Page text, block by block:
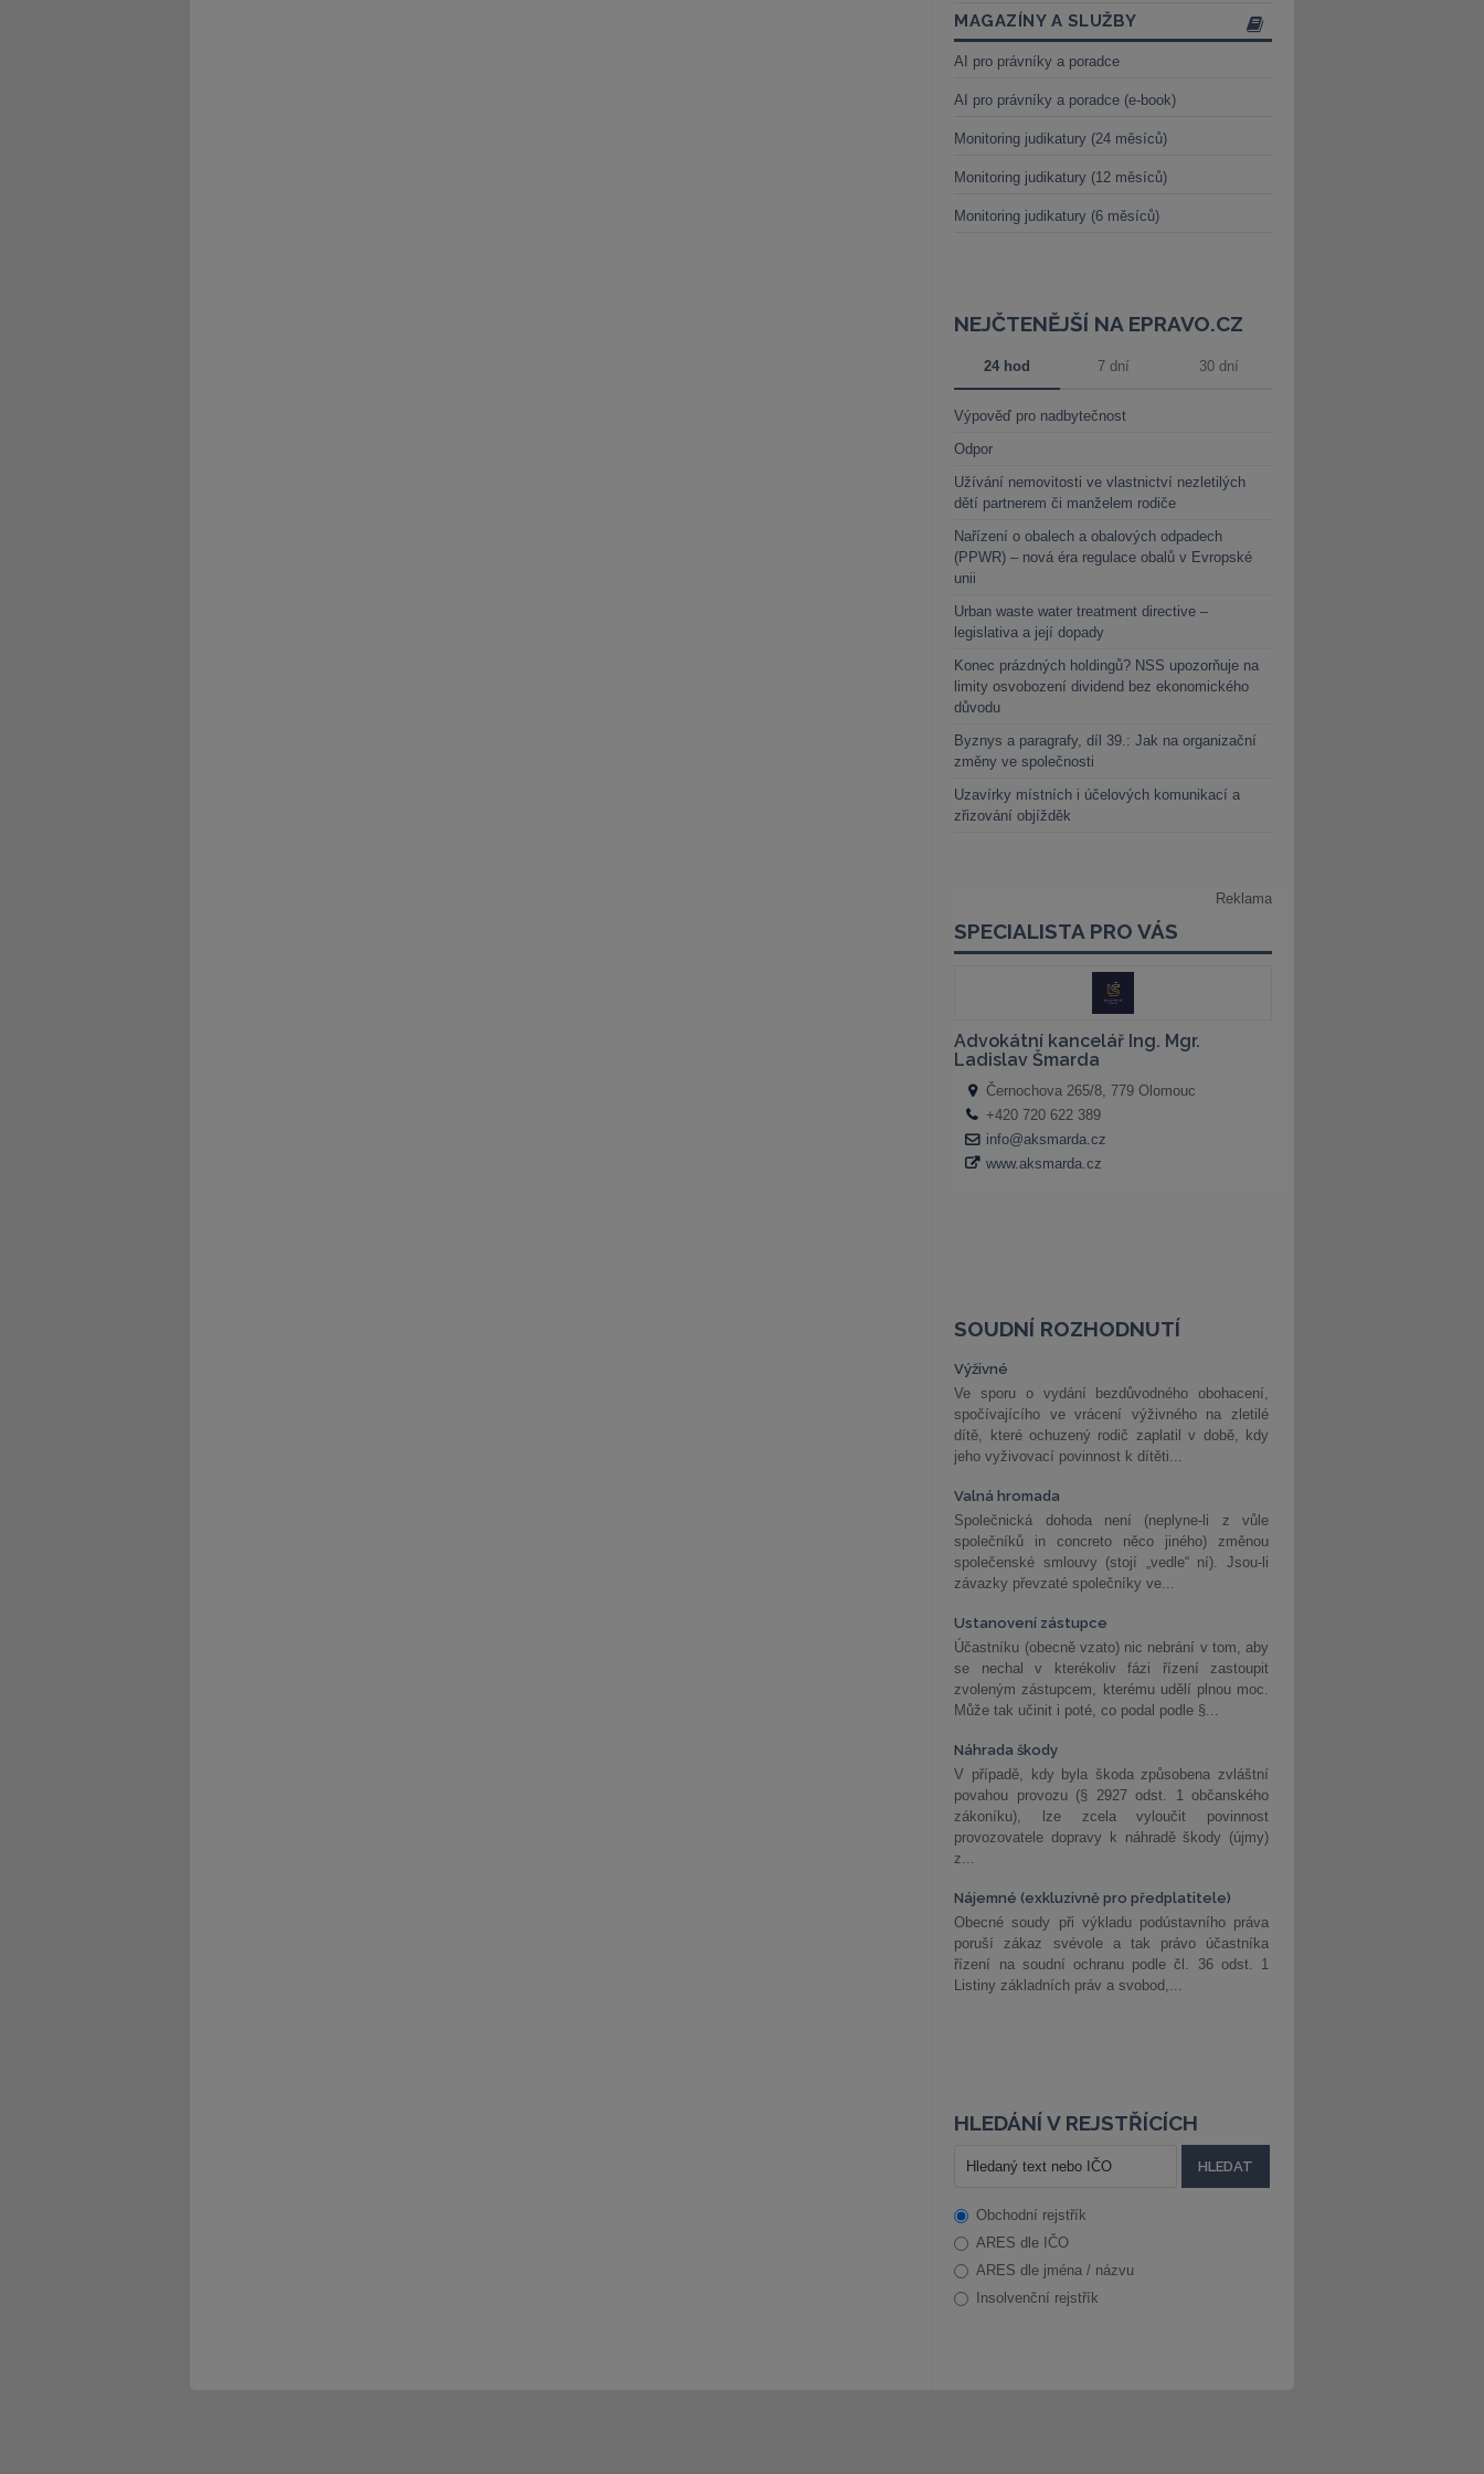
MAGAZÍNY A SLUŽBY
AI pro právníky a poradce
AI pro právníky a poradce (e-book)
Monitoring judikatury (24 měsíců)
Monitoring judikatury (12 měsíců)
Monitoring judikatury (6 měsíců)
NEJČTENĚJŠÍ NA EPRAVO.CZ
24 hod 7 dní 30 dní
Výpověď pro nadbytečnost
Odpor
Užívání nemovitosti ve vlastnictví nezletilých
dětí partnerem či manželem rodiče
Nařízení o obalech a obalových odpadech
(PPWR) – nová éra regulace obalů v Evropské
unii
Urban waste water treatment directive –
legislativa a její dopady
Konec prázdných holdingů? NSS upozorňuje na
limity osvobození dividend bez ekonomického
důvodu
Byznys a paragrafy, díl 39.: Jak na organizační
změny ve společnosti
Uzavírky místních i účelových komunikací a
zřizování objížděk
SOUDNÍ ROZHODNUTÍ
Výživné
Ve sporu o vydání bezdůvodného obohacení,
spočívajícího ve vrácení výživného na zletilé
dítě, které ochuzený rodič zaplatil v době, kdy
jeho vyživovací povinnost k dítěti...
Valná hromada
Společnická dohoda není (neplyne-li z vůle
společníků in concreto něco jiného) změnou
společenské smlouvy (stojí „vedle“ ní). Jsou-li
závazky převzaté společníky ve...
Ustanovení zástupce
Účastníku (obecně vzato) nic nebrání v tom, aby
se nechal v kterékoliv fázi řízení zastoupit
zvoleným zástupcem, kterému udělí plnou moc.
Může tak učinit i poté, co podal podle §...
Náhrada škody
V případě, kdy byla škoda způsobena zvláštní
povahou provozu (§ 2927 odst. 1 občanského
zákoníku), lze zcela vyloučit povinnost
provozovatele dopravy k náhradě škody (újmy)
z...
Nájemné (exkluzivně pro předplatitele)
Obecné soudy při výkladu podústavního práva
poruší zákaz svévole a tak právo účastníka
řízení na soudní ochranu podle čl. 36 odst. 1
Listiny základních práv a svobod,...
HLEDÁNÍ V REJSTŘÍCÍCH
Obchodní rejstřík
ARES dle IČO
ARES dle jména / názvu
Insolvenční rejstřík